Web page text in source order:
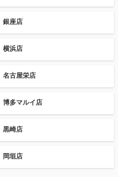
銀座店
横浜店
名古屋栄店
博多マルイ店
黒崎店
岡垣店